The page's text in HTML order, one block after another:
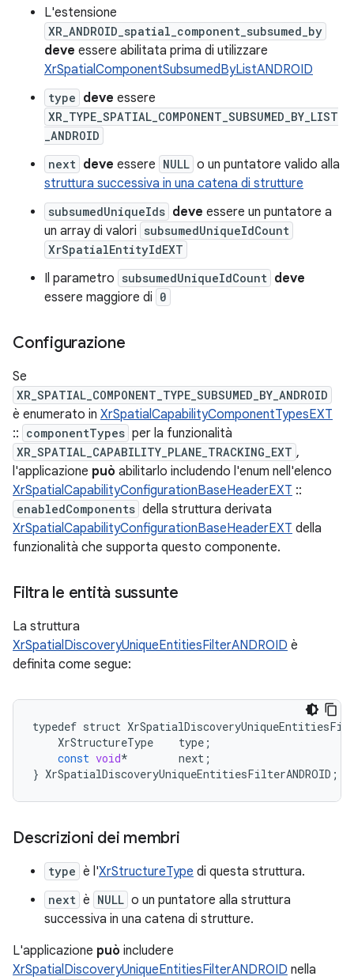
L'estensione
XR_ANDROID_spatial_component_subsumed_by
deve essere abilitata prima di utilizzare
XrSpatialComponentSubsumedByListANDROID
type deve essere
XR_TYPE_SPATIAL_COMPONENT_SUBSUMED_BY_LIST
_ANDROID
next deve essere NULL o un puntatore valido alla
struttura successiva in una catena di strutture
subsumedUniqueIds deve essere un puntatore a
un array di valori subsumedUniqueIdCount
XrSpatialEntityIdEXT
Il parametro subsumedUniqueIdCount deve
essere maggiore di 0
Configurazione
Se
XR_SPATIAL_COMPONENT_TYPE_SUBSUMED_BY_ANDROID
è enumerato in XrSpatialCapabilityComponentTypesEXT
:: componentTypes per la funzionalità
XR_SPATIAL_CAPABILITY_PLANE_TRACKING_EXT ,
l'applicazione può abilitarlo includendo l'enum nell'elenco
XrSpatialCapabilityConfigurationBaseHeaderEXT ::
enabledComponents della struttura derivata
XrSpatialCapabilityConfigurationBaseHeaderEXT della
funzionalità che supporta questo componente.
Filtra le entità sussunte
La struttura
XrSpatialDiscoveryUniqueEntitiesFilterANDROID è
definita come segue:
typedef struct
XrStructureType
type ;
const void* next ;
} XrSpatialDiscoveryUniqueEntitiesFilterANDROID ;
Descrizioni dei membri
type è l'XrStructureType di questa struttura.
next è NULL o un puntatore alla struttura
successiva in una catena di strutture.
L'applicazione può includere
XrSpatialDiscoveryUniqueEntitiesFilterANDROID nella